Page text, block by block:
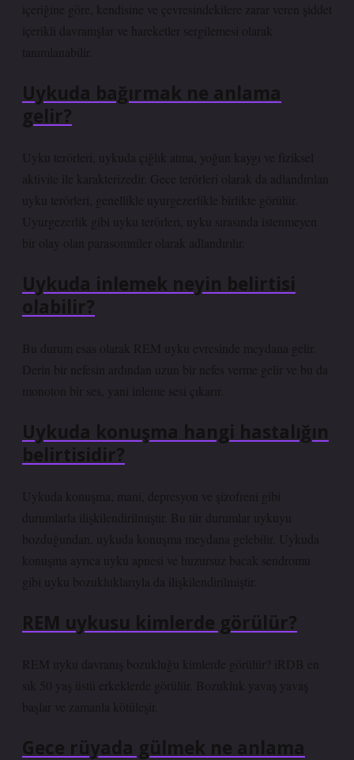
içeriğine göre, kendisine ve çevresindekilere zarar veren şiddet
içerikli davranışlar ve hareketler sergilemesi olarak
tanımlanabilir.
Uykuda bağırmak ne anlama
gelir?
Uyku terörleri, uykuda çığlık atma, yoğun kaygı ve fiziksel
aktivite ile karakterizedir. Gece terörleri olarak da adlandırılan
uyku terörleri, genellikle uyurgezerlikle birlikte görülür.
Uyurgezerlik gibi uyku terörleri, uyku sırasında istenmeyen
bir olay olan parasomniler olarak adlandırılır.
Uykuda inlemek neyin belirtisi
olabilir?
Bu durum esas olarak REM uyku evresinde meydana gelir.
Derin bir nefesin ardından uzun bir nefes verme gelir ve bu da
monoton bir ses, yani inleme sesi çıkarır.
Uykuda konuşma hangi hastalığın
belirtisidir?
Uykuda konuşma, mani, depresyon ve şizofreni gibi
durumlarla ilişkilendirilmiştir. Bu tür durumlar uykuyu
bozduğundan, uykuda konuşma meydana gelebilir. Uykuda
konuşma ayrıca uyku apnesi ve huzursuz bacak sendromu
gibi uyku bozukluklarıyla da ilişkilendirilmiştir.
REM uykusu kimlerde görülür?
REM uyku davranış bozukluğu kimlerde görülür? iRDB en
sık 50 yaş üstü erkeklerde görülür. Bozukluk yavaş yavaş
başlar ve zamanla kötüleşir.
Gece rüyada gülmek ne anlama